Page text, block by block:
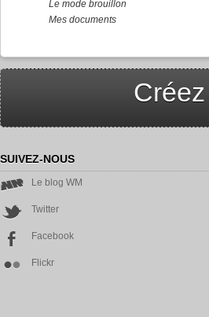
Le mode brouillon
Mes documents
SUIVEZ-NOUS
Le blog WM
Twitter
Facebook
Flickr